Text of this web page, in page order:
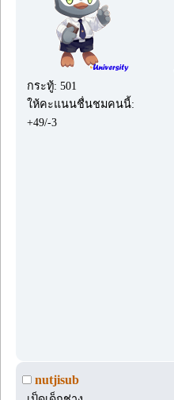
กระทู้: 501
ให้คะแนนชื่นชมคนนี้:
+49/-3
nutjisub